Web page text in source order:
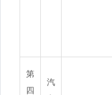
第
四
汽